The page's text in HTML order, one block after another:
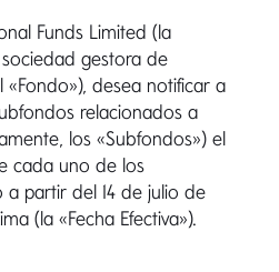
Funds Limited (la
gestora de
«Fondo»), desea notificar a
relacionados a
los «Subfondos») el
cada uno de los
partir del 14 de julio de
(la «Fecha Efectiva»).